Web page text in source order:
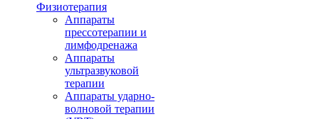
Физиотерапия
Аппараты
прессотерапии и
лимфодренажа
Аппараты
ультразвуковой
терапии
Аппараты ударно-
волновой терапии